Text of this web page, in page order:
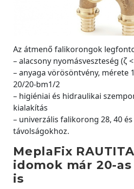
Az átmenő falikorongok
– alacsony nyomásveszteség (ζ
– anyaga vörösöntvény, mérete
20/20-bm1/2
– higiéniai és hidraulikai
kialakítás
– univerzális falikorong 28, 40
távolságokhoz.
MeplaFix
idomok már 20-
is